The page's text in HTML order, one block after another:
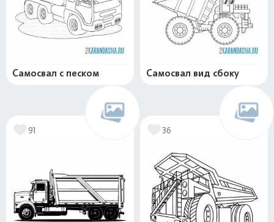
Самосвал с песком Самосвал вид сбоку
91 36